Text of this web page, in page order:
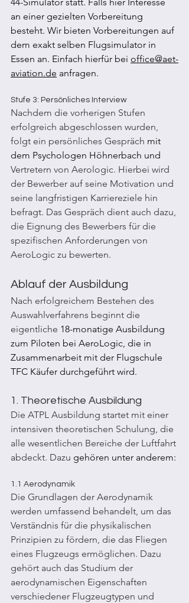
an einer gezielten Vorbereitung
besteht. Wir bieten Vorbereitungen auf
dem exakt selben Flugsimulator in
Essen an. Einfach hierfür bei office@aet-
aviation.de anfragen.
Stufe 3: Persönliches Interview
Nachdem die vorherigen Stufen
erfolgreich abgeschlossen wurden,
folgt ein persönliches Gespräch mit
dem Psychologen Höhnerbach und
Vertretern von Aerologic. Hierbei wird
der Bewerber auf seine Motivation und
seine langfristigen Karriereziele hin
befragt. Das Gespräch dient auch dazu,
die Eignung des Bewerbers für die
spezifischen Anforderungen von
AeroLogic zu bewerten.
Ablauf der Ausbildung
Nach erfolgreichem Bestehen des
Auswahlverfahrens beginnt die
eigentliche 18-monatige Ausbildung
zum Piloten bei AeroLogic, die in
Zusammenarbeit mit der Flugschule
TFC Käufer durchgeführt wird.
1. Theoretische Ausbildung
Die ATPL Ausbildung startet mit einer
intensiven theoretischen Schulung, die
alle wesentlichen Bereiche der Luftfahrt
abdeckt. Dazu gehören unter anderem:
1.1 Aerodynamik
Die Grundlagen der Aerodynamik
werden umfassend behandelt, um das
Verständnis für die physikalischen
Prinzipien zu fördern, die das Fliegen
eines Flugzeugs ermöglichen. Dazu
gehört auch das Studium der
aerodynamischen Eigenschaften
verschiedener Flugzeugtypen und